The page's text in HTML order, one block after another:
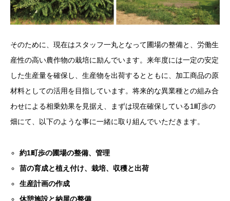
そのために、現在はスタッフ一丸となって圃場の整備と、労働生
産性の高い農作物の栽培に励んでいます。来年度には一定の安定
した生産量を確保し、生産物を出荷するとともに、加工商品の原
材料としての活用を目指しています。将来的な異業種との組み合
わせによる相乗効果を見据え、まずは現在確保している1町歩の
畑にて、以下のような事に一緒に取り組んでいただきます。
約1町歩の圃場の整備、管理
苗の育成と植え付け​、栽培、収穫と出荷
生産計画の作成
休憩施設と納屋の整備